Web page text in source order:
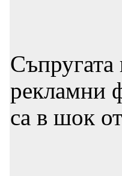
рекламни
са в шок